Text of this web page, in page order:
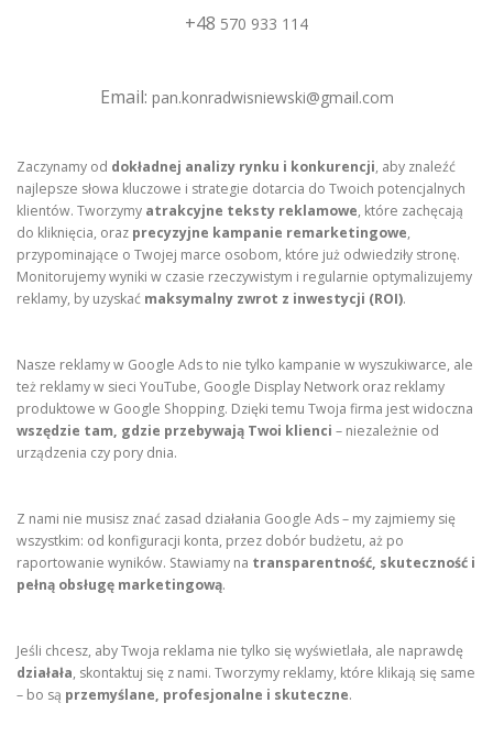
+48 570 933 114
Email: pan.konradwisniewski@gmail.com
Zaczynamy od dokładnej analizy rynku i konkurencji, aby znaleźć
najlepsze słowa kluczowe i strategie dotarcia do Twoich potencjalnych
klientów. Tworzymy atrakcyjne teksty reklamowe, które zachęcają
do kliknięcia, oraz precyzyjne kampanie remarketingowe,
przypominające o Twojej marce osobom, które już odwiedziły stronę.
Monitorujemy wyniki w czasie rzeczywistym i regularnie optymalizujemy
reklamy, by uzyskać maksymalny zwrot z inwestycji (ROI).
Nasze reklamy w Google Ads to nie tylko kampanie w wyszukiwarce, ale
też reklamy w sieci YouTube, Google Display Network oraz reklamy
produktowe w Google Shopping. Dzięki temu Twoja firma jest widoczna
wszędzie tam, gdzie przebywają Twoi klienci – niezależnie od
urządzenia czy pory dnia.
Z nami nie musisz znać zasad działania Google Ads – my zajmiemy się
wszystkim: od konfiguracji konta, przez dobór budżetu, aż po
raportowanie wyników. Stawiamy na transparentność, skuteczność i
pełną obsługę marketingową.
Jeśli chcesz, aby Twoja reklama nie tylko się wyświetlała, ale naprawdę
działała, skontaktuj się z nami. Tworzymy reklamy, które klikają się same
– bo są przemyślane, profesjonalne i skuteczne.